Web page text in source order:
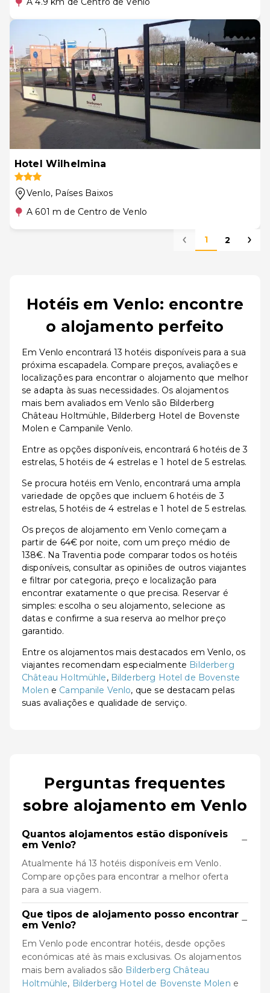
Hotel Wilhelmina
Venlo, Países Baixos
A 601 m de Centro de Venlo
1 2
Hotéis em Venlo: encontre
o alojamento perfeito
Em Venlo encontrará 13 hotéis disponíveis para a sua
próxima escapadela. Compare preços, avaliações e
localizações para encontrar o alojamento que melhor
se adapta às suas necessidades. Os alojamentos
mais bem avaliados em Venlo são Bilderberg
Château Holtmühle, Bilderberg Hotel de Bovenste
Molen e Campanile Venlo.
Entre as opções disponíveis, encontrará 6 hotéis de 3
estrelas, 5 hotéis de 4 estrelas e 1 hotel de 5 estrelas.
Se procura hotéis em Venlo, encontrará uma ampla
variedade de opções que incluem 6 hotéis de 3
estrelas, 5 hotéis de 4 estrelas e 1 hotel de 5 estrelas.
Os preços de alojamento em Venlo começam a
partir de 64€ por noite, com um preço médio de
138€. Na Traventia pode comparar todos os hotéis
disponíveis, consultar as opiniões de outros viajantes
e filtrar por categoria, preço e localização para
encontrar exatamente o que precisa. Reservar é
simples: escolha o seu alojamento, selecione as
datas e confirme a sua reserva ao melhor preço
garantido.
Entre os alojamentos mais destacados em Venlo, os
viajantes recomendam especialmente Bilderberg
Château Holtmühle, Bilderberg Hotel de Bovenste
Molen e Campanile Venlo, que se destacam pelas
suas avaliações e qualidade de serviço.
Perguntas frequentes
sobre alojamento em Venlo
Quantos alojamentos estão disponíveis
em Venlo?
−
Atualmente há 13 hotéis disponíveis em Venlo.
Compare opções para encontrar a melhor oferta
para a sua viagem.
Que tipos de alojamento posso encontrar
em Venlo?
−
Em Venlo pode encontrar hotéis, desde opções
económicas até às mais exclusivas. Os alojamentos
mais bem avaliados são Bilderberg Château
Holtmühle, Bilderberg Hotel de Bovenste Molen e